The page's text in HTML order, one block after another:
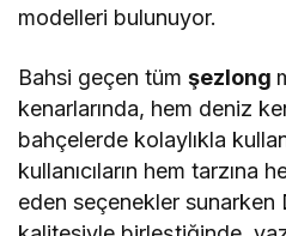
modelleri bulunuyor.
Bahsi geçen tümşezlong
kenarlarında, hem deniz
bahçelerde kolaylıkla
kullanıcıların hem tarzına
eden seçenekler sunarken